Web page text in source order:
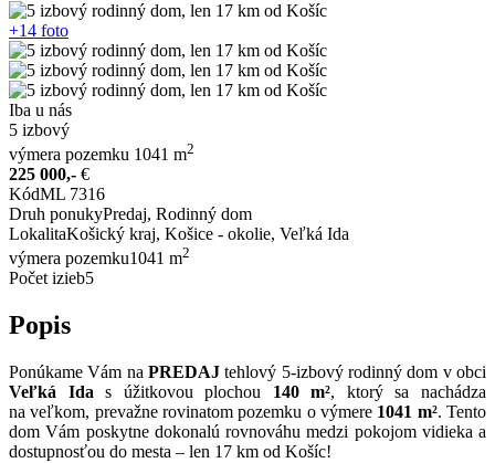
+14 foto
Iba u nás
5 izbový
výmera pozemku 1041 m2
225 000,- €
KódML 7316
Druh ponukyPredaj, Rodinný dom
LokalitaKošický kraj, Košice - okolie, Veľká Ida
výmera pozemku1041 m2
Počet izieb5
Popis
Ponúkame Vám na PREDAJ tehlový 5-izbový rodinný dom v obci
Veľká Ida s úžitkovou plochou 140 m², ktorý sa nachádza
na veľkom, prevažne rovinatom pozemku o výmere 1041 m². Tento
dom Vám poskytne dokonalú rovnováhu medzi pokojom vidieka a
dostupnosťou do mesta – len 17 km od Košíc!